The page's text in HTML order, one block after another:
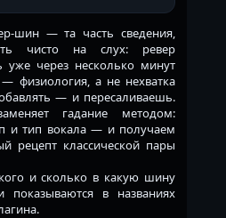
шин — та часть сведения,
чисто на слух: ревер
уже через несколько минут
— физиология, а не нехватка
— и пересаливаешь.
гадание методом:
и тип вокала — и получаем
рецепт классической пары
и сколько в какую шину
показываются в названиях